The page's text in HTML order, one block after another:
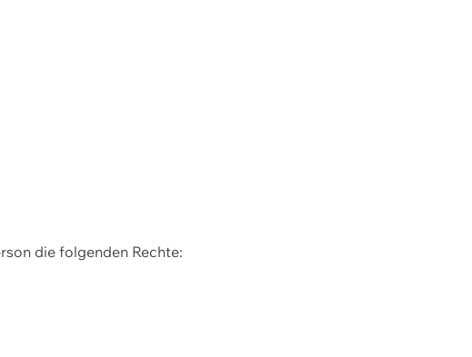
die folgenden Rechte: